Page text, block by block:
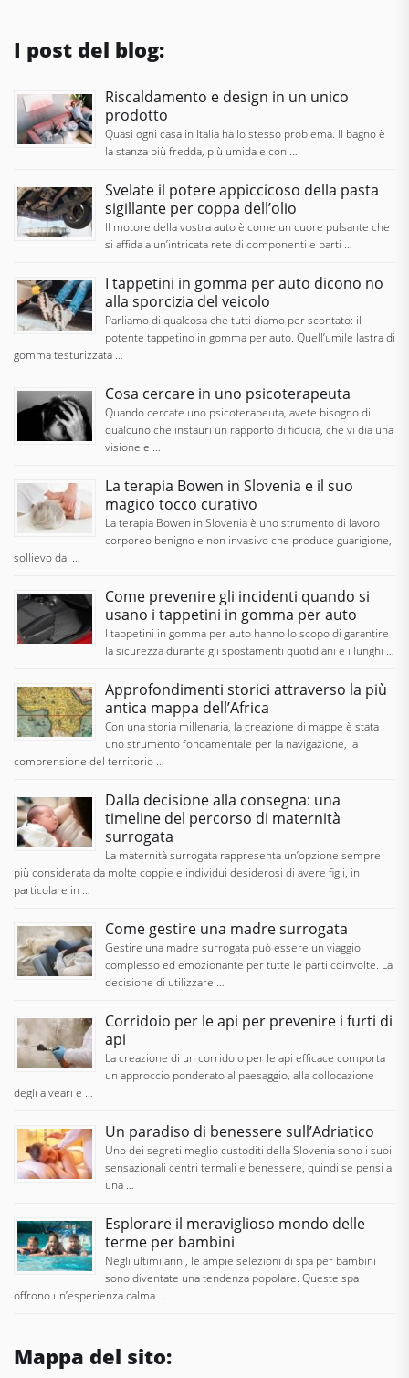
I post del blog:
Riscaldamento e design in un unico
prodotto
Quasi ogni casa in Italia ha lo stesso problema. Il bagno è
la stanza più fredda, più umida e con …
Svelate il potere appiccicoso della pasta
sigillante per coppa dell’olio
Il motore della vostra auto è come un cuore pulsante che
si affida a un’intricata rete di componenti e parti …
I tappetini in gomma per auto dicono no
alla sporcizia del veicolo
Parliamo di qualcosa che tutti diamo per scontato: il
potente tappetino in gomma per auto. Quell’umile lastra di
gomma testurizzata …
Cosa cercare in uno psicoterapeuta
Quando cercate uno psicoterapeuta, avete bisogno di
qualcuno che instauri un rapporto di fiducia, che vi dia una
visione e …
La terapia Bowen in Slovenia e il suo
magico tocco curativo
La terapia Bowen in Slovenia è uno strumento di lavoro
corporeo benigno e non invasivo che produce guarigione,
sollievo dal …
Come prevenire gli incidenti quando si
usano i tappetini in gomma per auto
I tappetini in gomma per auto hanno lo scopo di garantire
la sicurezza durante gli spostamenti quotidiani e i lunghi …
Approfondimenti storici attraverso la più
antica mappa dell’Africa
Con una storia millenaria, la creazione di mappe è stata
uno strumento fondamentale per la navigazione, la
comprensione del territorio …
Dalla decisione alla consegna: una
timeline del percorso di maternità
surrogata
La maternità surrogata rappresenta un’opzione sempre
più considerata da molte coppie e individui desiderosi di avere figli, in
particolare in …
Come gestire una madre surrogata
Gestire una madre surrogata può essere un viaggio
complesso ed emozionante per tutte le parti coinvolte. La
decisione di utilizzare …
Corridoio per le api per prevenire i furti di
api
La creazione di un corridoio per le api efficace comporta
un approccio ponderato al paesaggio, alla collocazione
degli alveari e …
Un paradiso di benessere sull’Adriatico
Uno dei segreti meglio custoditi della Slovenia sono i suoi
sensazionali centri termali e benessere, quindi se pensi a
una …
Esplorare il meraviglioso mondo delle
terme per bambini
Negli ultimi anni, le ampie selezioni di spa per bambini
sono diventate una tendenza popolare. Queste spa
offrono un’esperienza calma …
Mappa del sito: